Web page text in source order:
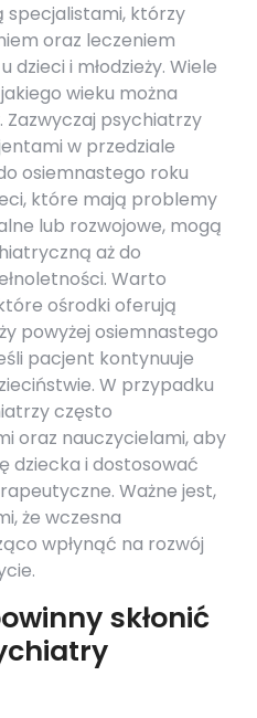
specjalistami, którzy
oraz leczeniem
i młodzieży. Wiele
wieku można
psychiatrzy
w przedziale
osiemnastego roku
które mają problemy
lub rozwojowe, mogą
aż do
Warto
ośrodki oferują
powyżej osiemnastego
pacjent kontynuuje
W przypadku
często
oraz nauczycielami, aby
dziecka i dostosować
Ważne jest,
że wczesna
wpłynąć na rozwój
skłonić